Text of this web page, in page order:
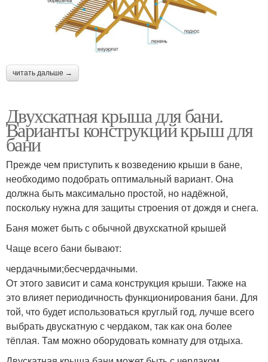
читать дальше →
Двухскатная крыша для бани.
Варианты конструкций крыш для
бани
Прежде чем приступить к возведению крыши в бане,
необходимо подобрать оптимальный вариант. Она
должна быть максимально простой, но надёжной,
поскольку нужна для защиты строения от дождя и снега.
Баня может быть с обычной двухскатной крышей
Чаще всего бани бывают:
чердачными;бесчердачными.
От этого зависит и сама конструкция крыши. Также на
это влияет периодичность функционирования бани. Для
той, что будет использоваться круглый год, лучше всего
выбрать двускатную с чердаком, так как она более
тёплая. Там можно оборудовать комнату для отдыха.